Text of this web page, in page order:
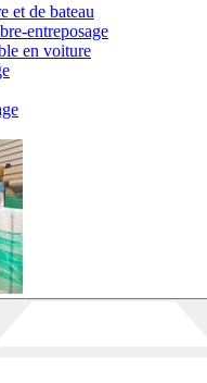
et de bateau
entreposage
en voiture